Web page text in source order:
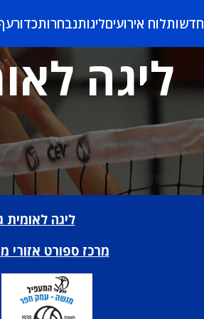
חדשותלוח אירועיםליגותנבחרות
ליגה
ליגה לאומית
מרכז ספורט אזורי